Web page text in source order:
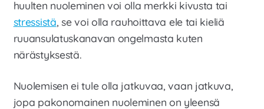
huulten nuoleminen voi olla merkki kivusta tai
stressistä, se voi olla rauhoittava ele tai kieliä
ruuansulatuskanavan ongelmasta kuten
närästyksestä.
Nuolemisen ei tule olla jatkuvaa, vaan jatkuva,
jopa pakonomainen nuoleminen on yleensä